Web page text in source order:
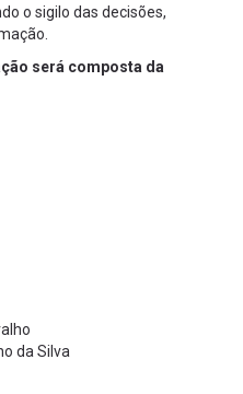
o sigilo das decisões,
será composta da
da Silva